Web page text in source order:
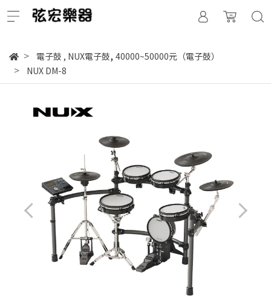
電子鼓 , NUX電子鼓, 40000~50000元（電子鼓）
NUX DM-8